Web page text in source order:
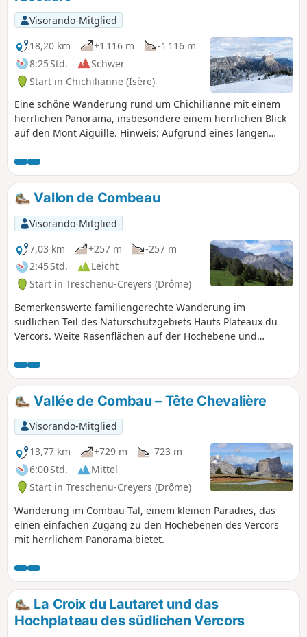
Visorando-Mitglied
18,20 km
+1 116 m
-1 116 m
8:25 Std.
Schwer
Start in Chichilianne (Isère)
Eine schöne Wanderung rund um Chichilianne mit einem
herrlichen Panorama, insbesondere einem herrlichen Blick
auf den Mont Aiguille. Hinweis: Aufgrund eines langen
die keine Erfahrung mit Orientierungsläufen haben, nicht
zu empfehlen. Sie sollte außerdem nur bei gutem Wetter
unternommen werden.
Vallon de Combeau
Visorando-Mitglied
7,03 km
+257 m
-257 m
2:45 Std.
Leicht
Start in Treschenu-Creyers (Drôme)
Bemerkenswerte familiengerechte Wanderung im
südlichen Teil des Naturschutzgebiets Hauts Plateaux du
Vercors. Weite Rasenflächen auf der Hochebene und
den Gipfel Mont Aiguille, die Ausläufer von Oisans und
Dévoluy.
Vallée de Combau – Tête Chevalière
Visorando-Mitglied
13,77 km
+729 m
-723 m
6:00 Std.
Mittel
Start in Treschenu-Creyers (Drôme)
Wanderung im Combau-Tal, einem kleinen Paradies, das
einen einfachen Zugang zu den Hochebenen des Vercors
mit herrlichem Panorama bietet.
La Croix du Lautaret und das
Hochplateau des südlichen Vercors